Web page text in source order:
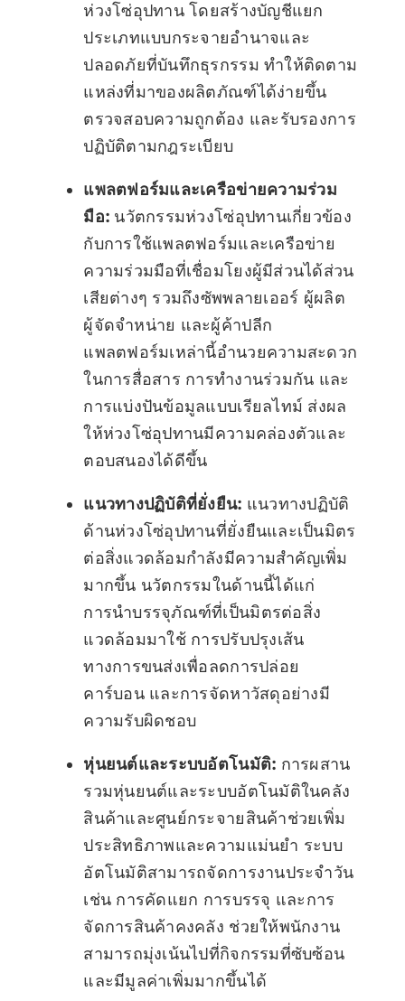
ห่วงโซ่อุปทาน โดยสร้างบัญชีแยก
ประเภทแบบกระจายอำนาจและ
ปลอดภัยที่บันทึกธุรกรรม ทำให้ติดตาม
แหล่งที่มาของผลิตภัณฑ์ได้ง่ายขึ้น
ตรวจสอบความถูกต้อง และรับรองการ
ปฏิบัติตามกฎระเบียบ
แพลตฟอร์มและเครือข่ายความร่วม
มือ: นวัตกรรมห่วงโซ่อุปทานเกี่ยวข้อง
กับการใช้แพลตฟอร์มและเครือข่าย
ความร่วมมือที่เชื่อมโยงผู้มีส่วนได้ส่วน
เสียต่างๆ รวมถึงซัพพลายเออร์ ผู้ผลิต
ผู้จัดจำหน่าย และผู้ค้าปลีก
แพลตฟอร์มเหล่านี้อำนวยความสะดวก
ในการสื่อสาร การทำงานร่วมกัน และ
การแบ่งปันข้อมูลแบบเรียลไทม์ ส่งผล
ให้ห่วงโซ่อุปทานมีความคล่องตัวและ
ตอบสนองได้ดีขึ้น
แนวทางปฏิบัติที่ยั่งยืน: แนวทางปฏิบัติ
ด้านห่วงโซ่อุปทานที่ยั่งยืนและเป็นมิตร
ต่อสิ่งแวดล้อมกำลังมีความสำคัญเพิ่ม
มากขึ้น นวัตกรรมในด้านนี้ได้แก่
การนำบรรจุภัณฑ์ที่เป็นมิตรต่อสิ่ง
แวดล้อมมาใช้ การปรับปรุงเส้น
ทางการขนส่งเพื่อลดการปล่อย
คาร์บอน และการจัดหาวัสดุอย่างมี
ความรับผิดชอบ
หุ่นยนต์และระบบอัตโนมัติ: การผสาน
รวมหุ่นยนต์และระบบอัตโนมัติในคลัง
สินค้าและศูนย์กระจายสินค้าช่วยเพิ่ม
ประสิทธิภาพและความแม่นยำ ระบบ
อัตโนมัติสามารถจัดการงานประจำวัน
เช่น การคัดแยก การบรรจุ และการ
จัดการสินค้าคงคลัง ช่วยให้พนักงาน
สามารถมุ่งเน้นไปที่กิจกรรมที่ซับซ้อน
และมีมูลค่าเพิ่มมากขึ้นได้